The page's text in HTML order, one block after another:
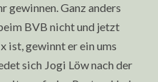
gewinnen. Ganz anders
BVB nicht und jetzt
ist, gewinnt er ein ums
sich Jogi Löw nach der